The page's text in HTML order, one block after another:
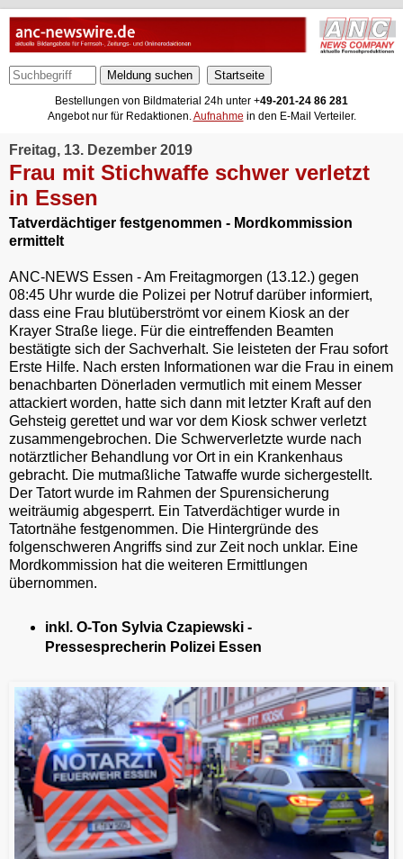
Meldung suchen
Bestellungen von Bildmaterial 24h unter +49-201-24 86 281
Angebot nur für Redaktionen.Aufnahme in den E-Mail Verteiler.
Freitag, 13. Dezember 2019
Frau mit Stichwaffe schwer verletzt
in Essen
Tatverdächtiger festgenommen - Mordkommission
ermittelt
ANC-NEWS Essen - Am Freitagmorgen (13.12.) gegen
08:45 Uhr wurde die Polizei per Notruf darüber informiert,
dass eine Frau blutüberströmt vor einem Kiosk an der
Krayer Straße liege. Für die eintreffenden Beamten
bestätigte sich der Sachverhalt. Sie leisteten der Frau sofort
Erste Hilfe. Nach ersten Informationen war die Frau in einem
benachbarten Dönerladen vermutlich mit einem Messer
attackiert worden, hatte sich dann mit letzter Kraft auf den
Gehsteig gerettet und war vor dem Kiosk schwer verletzt
zusammengebrochen. Die Schwerverletzte wurde nach
notärztlicher Behandlung vor Ort in ein Krankenhaus
gebracht. Die mutmaßliche Tatwaffe wurde sichergestellt.
Der Tatort wurde im Rahmen der Spurensicherung
weiträumig abgesperrt. Ein Tatverdächtiger wurde in
Tatortnähe festgenommen. Die Hintergründe des
folgenschweren Angriffs sind zur Zeit noch unklar. Eine
Mordkommission hat die weiteren Ermittlungen
übernommen.
inkl. O-Ton Sylvia Czapiewski -
Pressesprecherin Polizei Essen